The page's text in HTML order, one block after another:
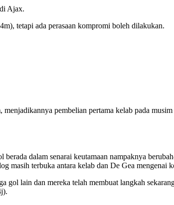
Ajax.
tetapi ada perasaan kompromi boleh dilakukan.
pembelian pertama kelab pada musim
dalam senarai keutamaan nampaknya
masih terbuka antara kelab dan De Gea mengenai
gol lain dan mereka telah membuat langkah